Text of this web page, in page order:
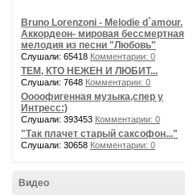
Bruno Lorenzoni - Melodie d`amour.
Аккордеон- мировая бессмертная
мелодия из песни "Любовь"
Слушали: 65418 Комментарии: 0
ТЕМ, КТО НЕЖЕН И ЛЮБИТ...
Слушали: 7648 Комментарии: 0
Оооофигенная музыка,спер у
Интресс:)
Слушали: 393453 Комментарии: 0
"Так плачет старый саксофон..."
Слушали: 30658 Комментарии: 0
Видео